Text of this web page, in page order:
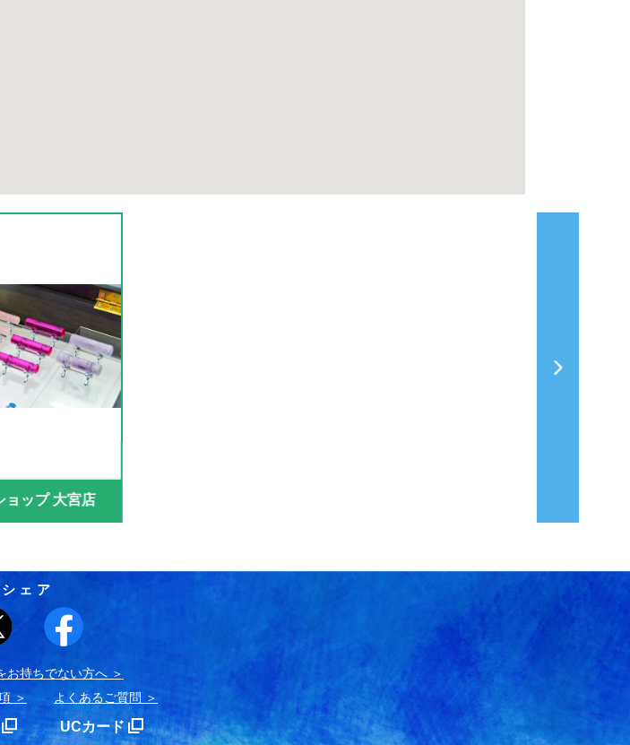
ョップ 大宮店
シェア
お持ちでない⽅へ
よくあるご質問
UCカード